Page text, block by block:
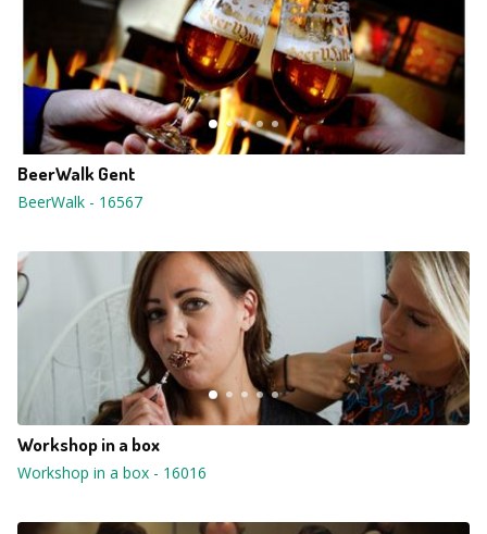
BeerWalk Gent
BeerWalk - 16567
Workshop in a box
Workshop in a box - 16016